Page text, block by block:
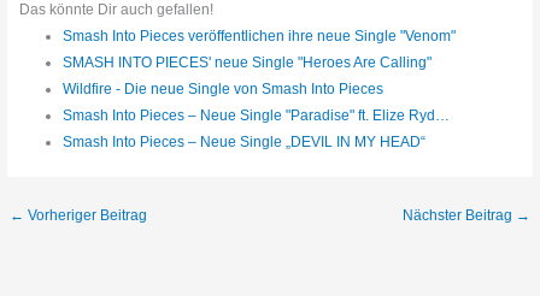
Das könnte Dir auch gefallen!
Smash Into Pieces veröffentlichen ihre neue Single "Venom"
SMASH INTO PIECES' neue Single "Heroes Are Calling"
Wildfire - Die neue Single von Smash Into Pieces
Smash Into Pieces – Neue Single "Paradise" ft. Elize Ryd…
Smash Into Pieces – Neue Single „DEVIL IN MY HEAD“
← Vorheriger Beitrag Nächster Beitrag →